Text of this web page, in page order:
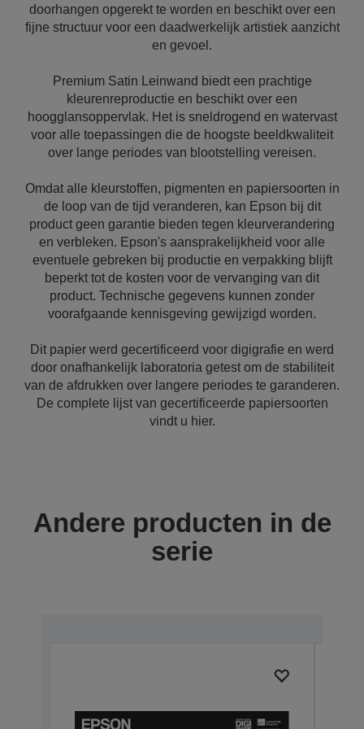
doorhangen opgerekt te worden en beschikt over een
fijne structuur voor een daadwerkelijk artistiek aanzicht
en gevoel.
Premium Satin Leinwand biedt een prachtige
kleurenreproductie en beschikt over een
hoogglansoppervlak. Het is sneldrogend en watervast
voor alle toepassingen die de hoogste beeldkwaliteit
over lange periodes van blootstelling vereisen.
Omdat alle kleurstoffen, pigmenten en papiersoorten in
de loop van de tijd veranderen, kan Epson bij dit
product geen garantie bieden tegen kleurverandering
en verbleken. Epson's aansprakelijkheid voor alle
eventuele gebreken bij productie en verpakking blijft
beperkt tot de kosten voor de vervanging van dit
product. Technische gegevens kunnen zonder
voorafgaande kennisgeving gewijzigd worden.
Dit papier werd gecertificeerd voor digigrafie en werd
door onafhankelijk laboratoria getest om de stabiliteit
van de afdrukken over langere periodes te garanderen.
De complete lijst van gecertificeerde papiersoorten
vindt u hier.
Andere producten in de
serie